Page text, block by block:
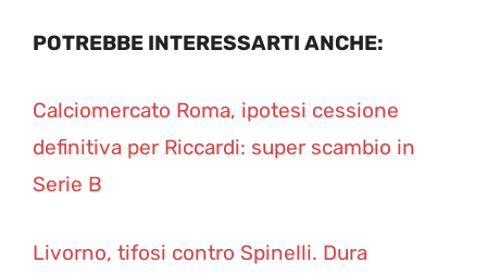
POTREBBE INTERESSARTI ANCHE:
Calciomercato Roma, ipotesi cessione
definitiva per Riccardi: super scambio in
Serie B
Livorno, tifosi contro Spinelli. Dura